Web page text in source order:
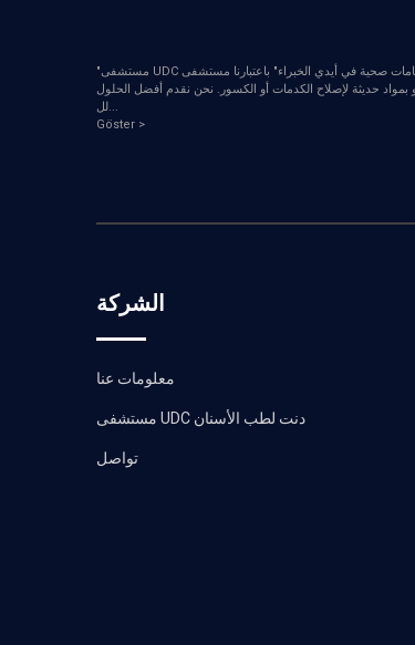
"مستشفى UDC لطب الأسنان: ابتسامات صحية في أيدي الخبراء" باعتبارنا مستشفى UDC لطب الأسنان، نحن نهتم بابتسامتك ونكون معك في كل خطوة على الطريق. نحن نعمل مع موظفينا ذوي الخبرة والخبرة لتحقيق أقصى قدر من صحة أسنانك. خدماتنا: تنظيف
بمواد حديثة لإصلاح الكدمات أو الكسور. نحن نقدم أفضل الحلول
لل...
Göster >
الشركة
معلومات عنا
مستشفى UDC دنت لطب الأسنان
تواصل